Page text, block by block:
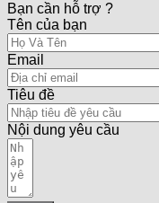
Bạn cần hỗ trợ ?
Tên của bạn
Email
Tiêu đề
Nội dung yêu cầu